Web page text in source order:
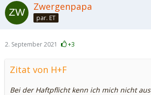
Zwergenpapa
par. ET
2. September 2021 +3
Zitat von H+F
Bei der Haftpflicht kenn ich mich nicht aus